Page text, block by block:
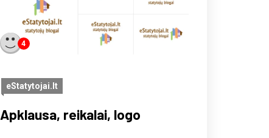
4
eStatytojai.lt
Apklausa, reikalai, logo